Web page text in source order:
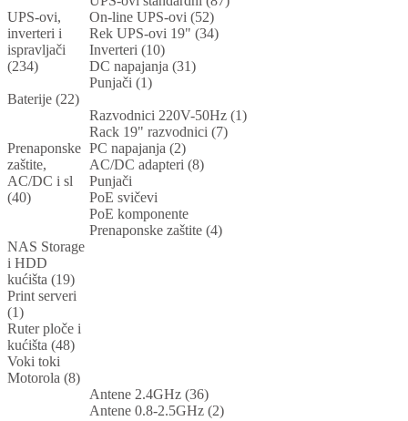
UPS-ovi,
inverteri i
ispravljači
(234)
On-line UPS-ovi (52)
Rek UPS-ovi 19" (34)
Inverteri (10)
DC napajanja (31)
Punjači (1)
Baterije (22)
Prenaponske
zaštite,
AC/DC i sl
(40)
Razvodnici 220V-50Hz (1)
Rack 19" razvodnici (7)
PC napajanja (2)
AC/DC adapteri (8)
Punjači
PoE svičevi
PoE komponente
Prenaponske zaštite (4)
NAS Storage
i HDD
kućišta (19)
Print serveri
(1)
Ruter ploče i
kućišta (48)
Voki toki
Motorola (8)
Antene 2.4GHz (36)
Antene 0.8-2.5GHz (2)